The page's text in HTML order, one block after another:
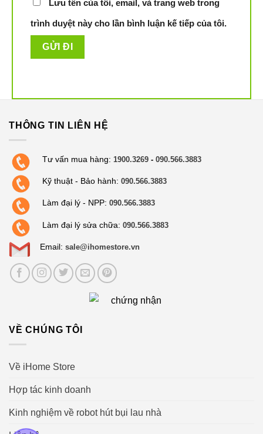
Hệ thống lọc sạch 3 tầng.Đảm bảo phạm vi điều chỉnh
lực cọ rửa, tiết kiệm điện nước
bảo sức khỏe người dùng
Lưu tên của tôi, email, và trang web trong
trình duyệt này cho lần bình luận kế tiếp của tôi.
THÔNG TIN LIÊN HỆ
Tư vấn mua hàng: 1900.3269 -090.566.3883
Kỹ thuật - Bảo hành: 090.566.3883
Làm đại lý - NPP: 090.566.3883
Làm đại lý sửa chữa: 090.566.3883
Email: sale@ihomestore.vn
VỀ CHÚNG TÔI
Về iHome Store
Hợp tác kinh doanh
Kinh nghiệm về robot hút bụi lau nhà